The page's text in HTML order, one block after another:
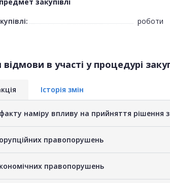
роботи
в участі у процедурі
Історія змін
наміру впливу на прийняття рішення
правопорушень
правопорушень